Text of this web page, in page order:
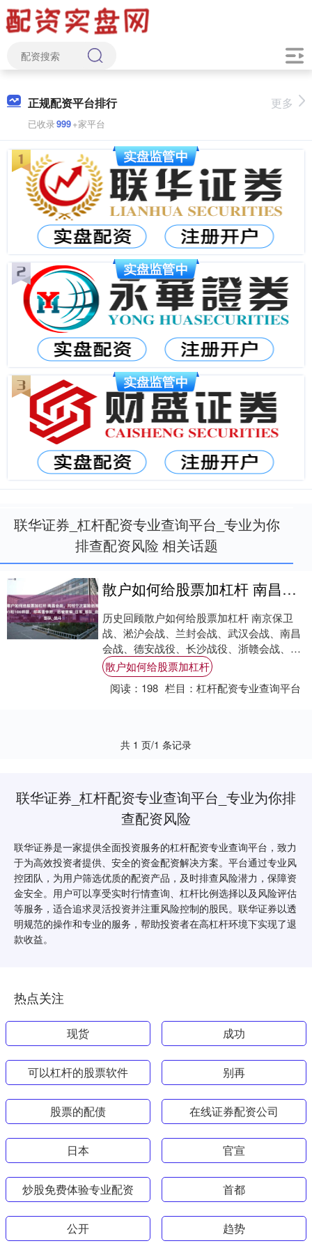
正规配资平台排行
已收录999+家平台
更多
联华证券_杠杆配资专业查询平台_专业为你
排查配资风险 相关话题
散户如何给股票加杠杆 南昌会战，冈村宁次冒险启用101和106师团，却再遭惨败，后被撤编_日军_部队_战斗
历史回顾散户如何给股票加杠杆 南京保卫
战、淞沪会战、兰封会战、武汉会战、南昌
会战、德安战役、长沙战役、浙赣会战、鄂
西会战、常德会战……这些战役深刻刻画了
中日战争....
散户如何给股票加杠杆
阅读： 198 栏目：杠杆配资专业查询平台
共 1 页/1 条记录
联华证券_杠杆配资专业查询平台_专业为你排
查配资风险
联华证券是一家提供全面投资服务的杠杆配资专业查询平台，致力
于为高效投资者提供、安全的资金配资解决方案。平台通过专业风
控团队，为用户筛选优质的配资产品，及时排查风险潜力，保障资
金安全。用户可以享受实时行情查询、杠杆比例选择以及风险评估
等服务，适合追求灵活投资并注重风险控制的股民。联华证券以透
明规范的操作和专业的服务，帮助投资者在高杠杆环境下实现了退
款收益。
热点关注
现货 成功
可以杠杆的股票软件 别再
股票的配债 在线证券配资公司
日本 官宣
炒股免费体验专业配资 首都
公开 趋势